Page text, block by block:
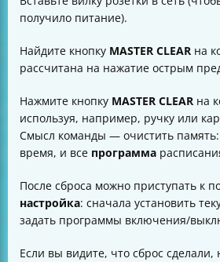
получило питание).
Найдите кнопку MASTER CLEAR на
рассчитана на нажатие острым
Нажмите кнопку MASTER CLEAR на
используя, например, ручку или
Смысл команды — очистить память:
время, и все программа
После сброса можно приступать к
настройка: сначала установить
задать программы включения/
Если вы видите, что сброс